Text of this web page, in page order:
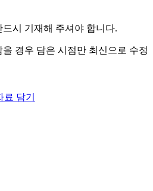
시 기재해 주셔야 합니다.
경우 담은 시점만 최신으로 수정
담기